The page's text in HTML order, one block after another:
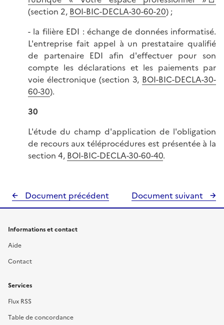
(section 2, BOI-BIC-DECLA-30-60-20) ;
- la filière EDI : échange de données informatisé.
L'entreprise fait appel à un prestataire qualifié
de partenaire EDI afin d'effectuer pour son
compte les déclarations et les paiements par
voie électronique (section 3, BOI-BIC-DECLA-30-
60-30).
30
L'étude du champ d'application de l'obligation
de recours aux téléprocédures est présentée à la
section 4, BOI-BIC-DECLA-30-60-40.
Document précédent Document suivant
Informations et contact
Aide
Contact
Services
Flux RSS
Table de concordance